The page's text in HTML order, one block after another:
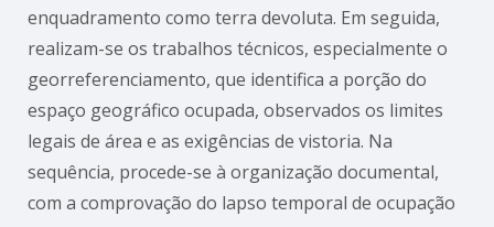
enquadramento como terra devoluta. Em seguida,
realizam-se os trabalhos técnicos, especialmente o
georreferenciamento, que identifica a porção do
espaço geográfico ocupada, observados os limites
legais de área e as exigências de vistoria. Na
sequência, procede-se à organização documental,
com a comprovação do lapso temporal de ocupação